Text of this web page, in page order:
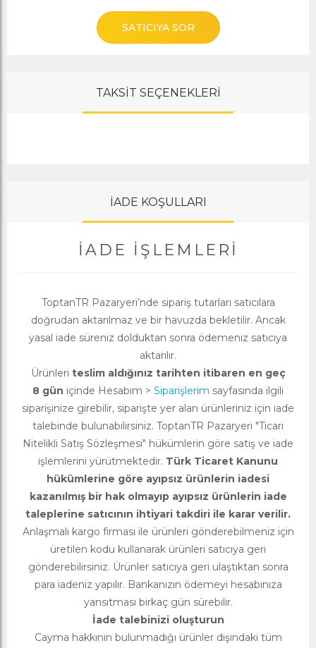
SATICIYA SOR
TAKSİT SEÇENEKLERİ
İADE KOŞULLARI
İADE İŞLEMLERI
ToptanTR Pazaryeri’nde sipariş tutarları satıcılara
doğrudan aktarılmaz ve bir havuzda bekletilir. Ancak
yasal iade süreniz dolduktan sonra ödemeniz satıcıya
aktarılır.
Ürünleri teslim aldığınız tarihten itibaren en geç
8 gün içinde Hesabım > Siparişlerim sayfasında ilgili
siparişinize girebilir, siparişte yer alan ürünleriniz için iade
talebinde bulunabilirsiniz. ToptanTR Pazaryeri "Ticari
Nitelikli Satış Sözleşmesi" hükümlerin göre satış ve iade
işlemlerini yürütmektedir. Türk Ticaret Kanunu
hükümlerine göre ayıpsız ürünlerin iadesi
kazanılmış bir hak olmayıp ayıpsız ürünlerin iade
taleplerine satıcının ihtiyari takdiri ile karar verilir.
Anlaşmalı kargo firması ile ürünleri gönderebilmeniz için
üretilen kodu kullanarak ürünleri satıcıya geri
gönderebilirsiniz. Ürünler satıcıya geri ulaştıktan sonra
para iadeniz yapılır. Bankanızın ödemeyi hesabınıza
yansıtması birkaç gün sürebilir.
İade talebinizi oluşturun
Cayma hakkının bulunmadığı ürünler dışındaki tüm